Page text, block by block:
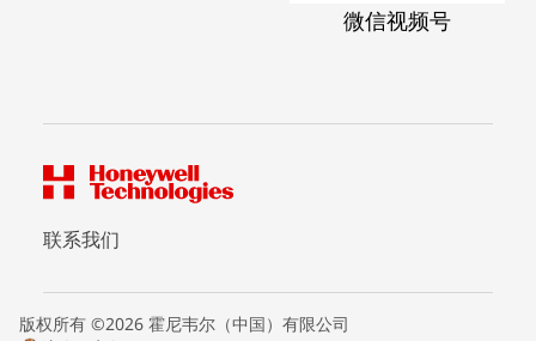
微信视频号
联系我们
版权所有 ©2026 霍尼韦尔（中国）有限公司